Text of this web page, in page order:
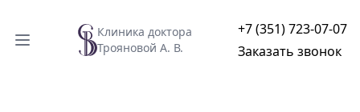
Клиника доктора
Трояновой А. В.
+7 (351) 723-07-07
Заказать звонок